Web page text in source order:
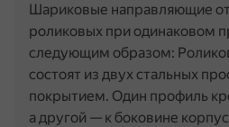
Шариковые направляющие
роликовых при одинаковом
следующим образом:
состоят из двух стальных
покрытием. Один профиль
а другой — к боковине